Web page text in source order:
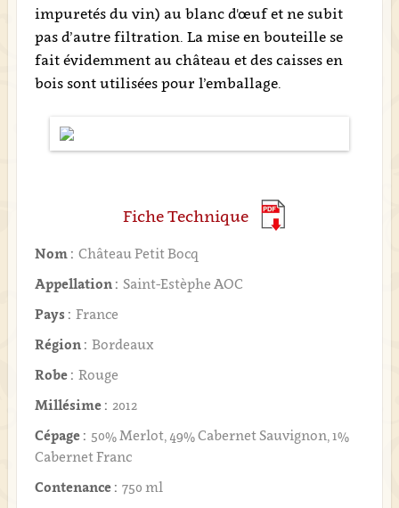
impuretés du vin) au blanc d'œuf et ne subit
pas d’autre filtration. La mise en bouteille se
fait évidemment au château et des caisses en
bois sont utilisées pour l’emballage.
Fiche Technique
Nom : Château Petit Bocq
Appellation : Saint-Estèphe AOC
Pays : France
Région : Bordeaux
Robe : Rouge
Millésime : 2012
Cépage : 50% Merlot, 49% Cabernet Sauvignon, 1%
Cabernet Franc
Contenance : 750 ml